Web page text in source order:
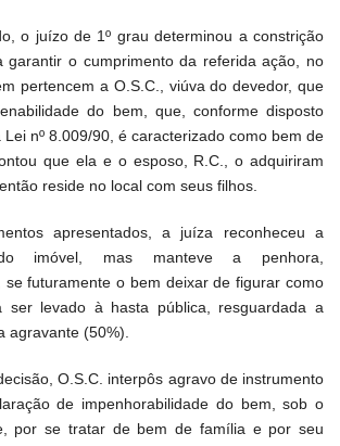
o juízo de 1º grau determinou a constrição
garantir o cumprimento da referida ação, no
pertencem a O.S.C., viúva do devedor, que
do bem, que, conforme disposto
Lei nº 8.009/90, é caracterizado como bem de
que ela e o esposo, R.C., o adquiriram
reside no local com seus filhos.
apresentados, a juíza reconheceu a
do imóvel, mas manteve a penhora,
se futuramente o bem deixar de figurar como
ser levado à hasta pública, resguardada a
agravante (50%).
O.S.C. interpôs agravo de instrumento
de impenhorabilidade do bem, sob o
por se tratar de bem de família e por seu